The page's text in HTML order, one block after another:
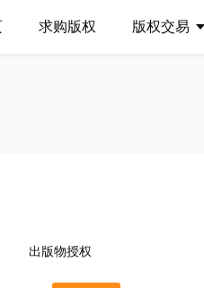
求购版权 版权交易
出版物授权